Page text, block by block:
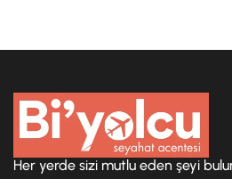
Her yerde sizi mutlu eden şeyi